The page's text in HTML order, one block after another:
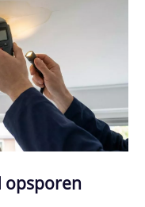
opsporen